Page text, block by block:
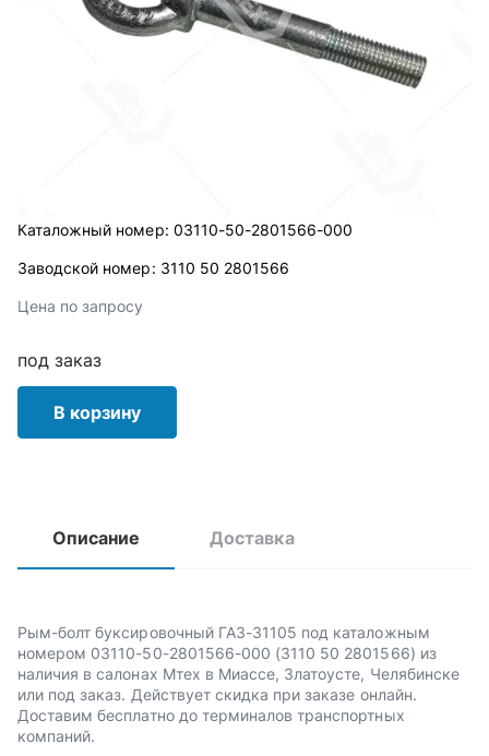
Каталожный номер: 03110-50-2801566-000
Заводской номер: 3110 50 2801566
Цена по запросу
под заказ
В корзину
Описание Доставка
Рым-болт буксировочный ГАЗ-31105 под каталожным
номером 03110-50-2801566-000 (3110 50 2801566) из
наличия в салонах Мтех в Миассе, Златоусте, Челябинске
или под заказ. Действует скидка при заказе онлайн.
Доставим бесплатно до терминалов транспортных
компаний.